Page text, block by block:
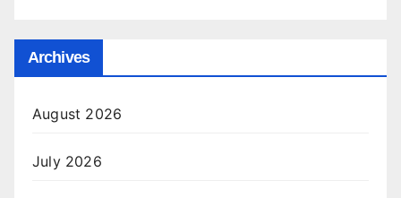
Archives
August 2026
July 2026